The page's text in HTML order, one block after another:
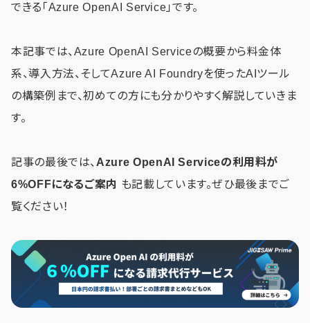
できる「Azure OpenAI Service」です。
本記事では、Azure OpenAI Serviceの概要から料金体
系、導入方法、そしてAzure AI Foundryを使ったAIツール
の構築例まで、初めての方にも分かりやすく解説していきま
す。
記事の最後では、 Azure OpenAI Serviceの利用料が
6%OFFになるご案内 も記載しています。ぜひ最後までご
覧ください！